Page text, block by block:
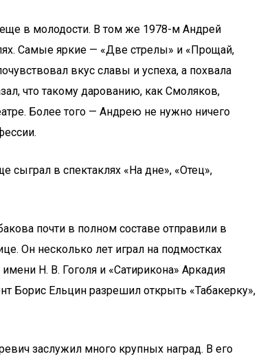
в молодости. В том же 1978-м Андрей
Самые яркие — «Две стрелы» и «Прощай,
вкус славы и успеха, а похвала
что такому дарованию, как Смоляков,
Более того — Андрею не нужно ничего
сыграл в спектаклях «На дне», «Отец»,
почти в полном составе отправили в
Он несколько лет играл на подмостках
Н. В. Гоголя и «Сатирикона» Аркадия
Борис Ельцин разрешил открыть «Табакерку»,
заслужил много крупных наград. В его